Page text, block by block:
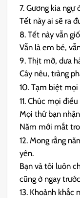
7. Gương kia ngự
Tết này ai sẽ ra
8. Tết này vẫn
Vẫn là em bé,
9. Thịt mỡ, dưa
Cây nêu, tràng
10. Tạm biệt
11. Chúc mọi
Mọi thứ bạn
Năm mới mắt
12. Mong rằng
yên.
Bạn và tôi luôn
cũng ở ngay
13. Khoảnh khắc